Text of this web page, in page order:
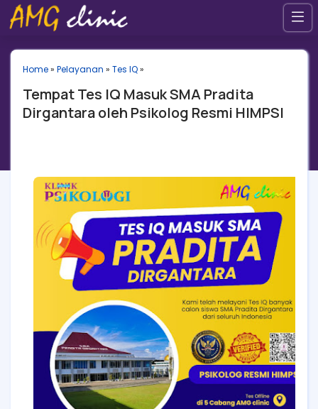
Home» Pelayanan » Tes IQ»
Tempat Tes IQ Masuk SMA Pradita
Dirgantara oleh Psikolog Resmi HIMPSI